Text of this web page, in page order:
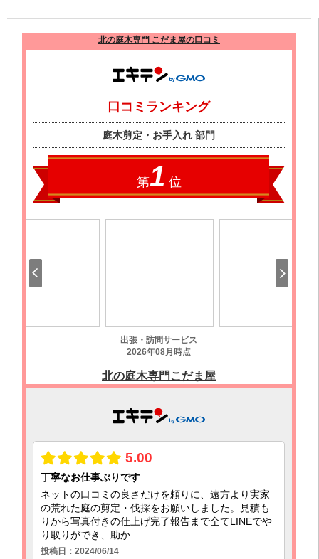
北の庭木専門 こだま屋の口コミ